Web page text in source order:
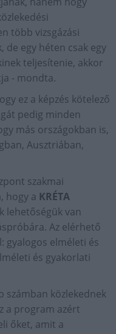
több vizsgázási
de egy héten csak egy
teljesítenie, akkor
- mondta.
ez a képzés kötelező
pedig minden
más országokban is,
Ausztriában,
szakmai
hogy a KRÉTA
lehetőségük van
Az elérhető
gyalogos elméleti és
és gyakorlati
számban közlekednek
a program azért
őket, amit a